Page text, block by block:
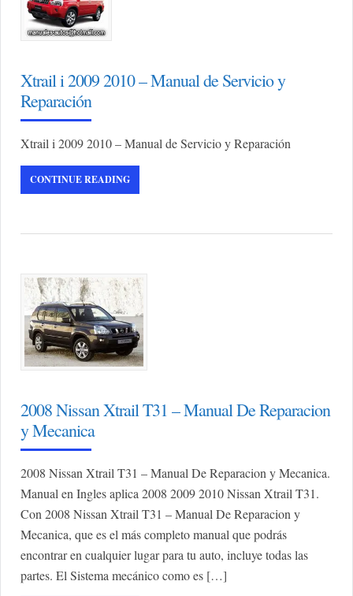
Xtrail i 2009 2010 – Manual de Servicio y
Reparación
Xtrail i 2009 2010 – Manual de Servicio y Reparación
CONTINUE READING
2008 Nissan Xtrail T31 – Manual De Reparacion
y Mecanica
2008 Nissan Xtrail T31 – Manual De Reparacion y Mecanica.
Manual en Ingles aplica 2008 2009 2010 Nissan Xtrail T31.
Con 2008 Nissan Xtrail T31 – Manual De Reparacion y
Mecanica, que es el más completo manual que podrás
encontrar en cualquier lugar para tu auto, incluye todas las
partes. El Sistema mecánico como es […]